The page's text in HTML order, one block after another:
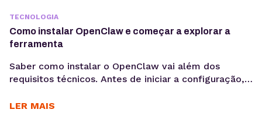
TECNOLOGIA
Como instalar OpenClaw e começar a explorar a
ferramenta
Saber como instalar o OpenClaw vai além dos
requisitos técnicos. Antes de iniciar a configuração,
casos de uso e como a ferramenta pode contribuir
LER MAIS